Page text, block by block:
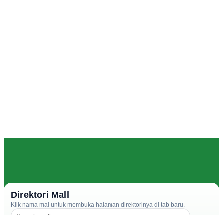
Direktori Mall
Klik nama mal untuk membuka halaman direktorinya di tab baru.